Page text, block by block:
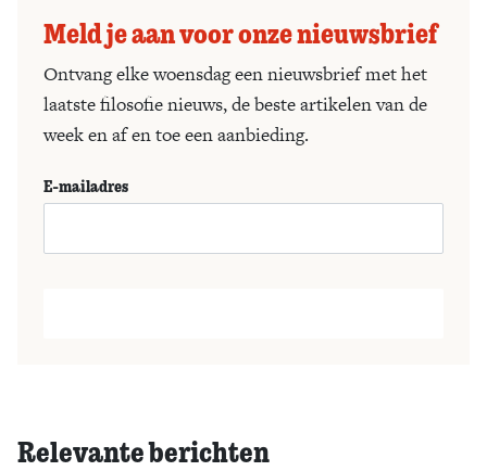
Meld je aan voor onze nieuwsbrief
Ontvang elke woensdag een nieuwsbrief met het
laatste filosofie nieuws, de beste artikelen van de
week en af en toe een aanbieding.
E-mailadres
Relevante berichten